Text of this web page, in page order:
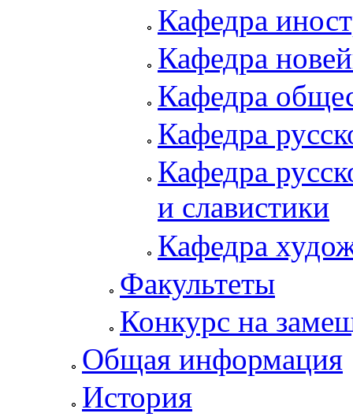
Кафедра
Кафедра
Кафедра
Кафедра
Кафедра
и славистики
Кафедра
Факультеты
Конкурс на
Общая информация
История